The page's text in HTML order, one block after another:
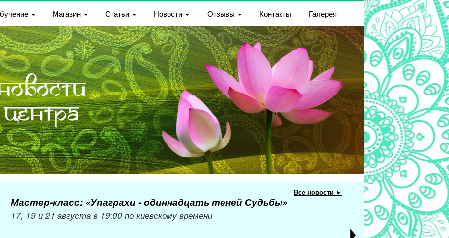
Магазин Статьи Новости Отзывы Контакты Галерея
Все новости ►
Мастер-класс: «Упаграхи - одиннадцать теней Судьбы»
17, 19 и 21 августа в 19:00 по киевскому времени